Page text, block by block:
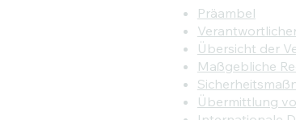
Präambel
Übersicht der
Maßgebliche
Übermittlung